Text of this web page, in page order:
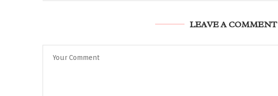
LEAVE A COMMENT